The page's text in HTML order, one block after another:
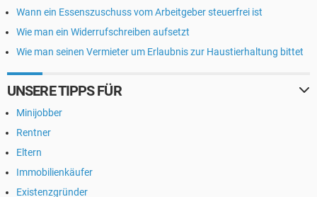
Wann ein Essenszuschuss vom Arbeitgeber steuerfrei ist
Wie man ein Widerrufschreiben aufsetzt
Wie man seinen Vermieter um Erlaubnis zur Haustierhaltung bittet
UNSERE TIPPS FÜR
Minijobber
Rentner
Eltern
Immobilienkäufer
Existenzgründer